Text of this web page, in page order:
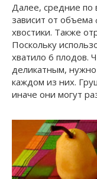
Далее, средние по
зависит от объема
хвостики. Также
Поскольку
хватило 6 плодов.
деликатным,
каждом из них.
иначе они могут